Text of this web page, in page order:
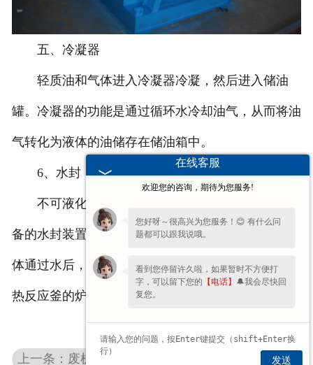
五、冷凝器
轻质油和气体进入冷凝器冷凝，然后进入储油
罐。冷凝器的功能是通过循环水冷却油气，从而将油
气转化为液体的油储存在储油箱中。
6、水封
不可液化的可燃气体从储油罐进入废轮胎炼油设
备的水封装置。水封是一种内部有水的部件。可燃气
体通过水后，从水封装置进入供气管道，然后进入温
热反应釜的炉膛燃烧供热。
上一条：废机油炼油设备效果不错能够带来利润
在线客服
欢迎您的咨询，期待为您服务!
您好呀～很高兴为您服务！😊 有什么问
题都可以跟我说哦。
看到您停留许久啦，如果暂时不方便打
字，可以留下您的 【电话】 🔔我会尽快回
复您。
发送